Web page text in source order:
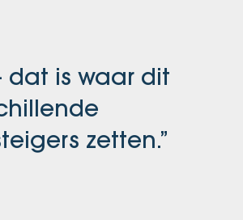
dat is waar dit
zetten.”